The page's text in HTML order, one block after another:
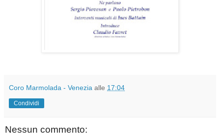
Coro Marmolada - Venezia alle 17:04
Condividi
Nessun commento: